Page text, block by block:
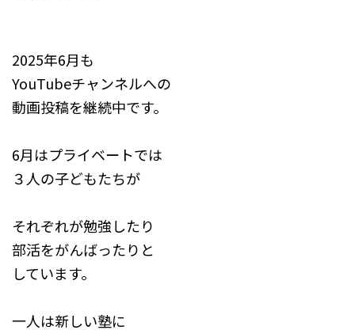
​2025年6月も
YouTubeチャンネルへの
動画投稿を継続中です。
​6月はプライベートでは
３人の子どもたちが
それぞれが勉強したり
部活をがんばったりと
しています。
一人は新しい塾に